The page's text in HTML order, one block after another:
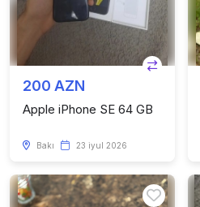
200 AZN
Apple iPhone SE 64 GB
Bakı 23 iyul 2026